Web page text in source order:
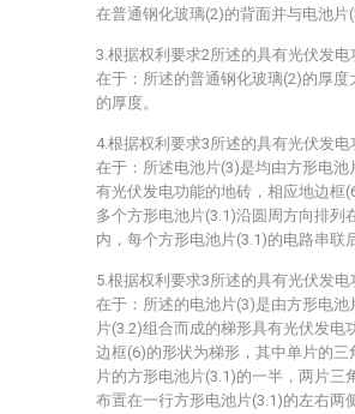
在普通钢化玻璃(2)的背面并与电池片
3.根据权利要求2所述的具有光伏发
在于：所述的普通钢化玻璃(2)的厚度
的厚度。
4.根据权利要求3所述的具有光伏发
在于：所述电池片(3)是均由方形电池
有光伏发电功能的地砖，相应地边框
多个方形电池片(3.1)沿圆周方向排列
内，每个方形电池片(3.1)的电路串联
5.根据权利要求3所述的具有光伏发
在于：所述的电池片(3)是由方形电池
片(3.2)组合而成的梯形具有光伏发电
边框(6)的形状为梯形，其中单片的三
片的方形电池片(3.1)的一半，两片三
布置在一行方形电池片(3.1)的左右两